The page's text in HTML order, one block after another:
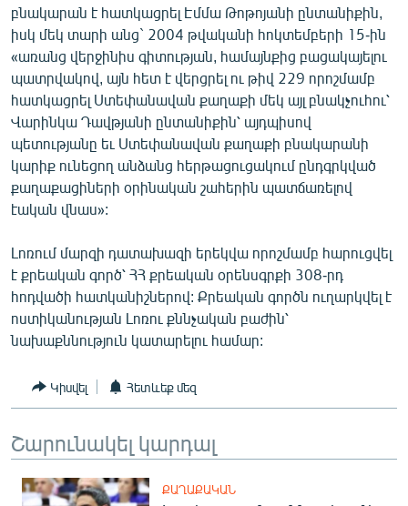
Հայերեն
English
Русский
ՀԵՏԵՎԵՔ ՄԵԶ
«Ազատության» բոլոր կայքերը
բնակարան է հատկացրել Էմմա Թոթոյանի ընտանիքին,
իսկ մեկ տարի անց` 2004 թվականի հոկտեմբերի 15-ին
«առանց վերջինիս գիտության, համայնքից բացակայելու
պատրվակով, այն հետ է վերցրել ու թիվ 229 որոշմամբ
հատկացրել Ստեփանավան քաղաքի մեկ այլ բնակչուհու՝
Վարինկա Դավթյանի ընտանիքին՝ այդպիսով
պետությանը եւ Ստեփանավան քաղաքի բնակարանի
կարիք ունեցող անձանց հերթացուցակում ընդգրկված
քաղաքացիների օրինական շահերին պատճառելով
էական վնաս»:
Լոռում մարզի դատախազի երեկվա որոշմամբ հարուցվել
է քրեական գործ՝ ՀՀ քրեական օրենսգրքի 308-րդ
հոդվածի հատկանիշներով: Քրեական գործն ուղարկվել է
ոստիկանության Լոռու քննչական բաժին՝
նախաքննություն կատարելու համար:
Կիսվել Հետևեք մեզ
Շարունակել կարդալ
ՔԱՂԱՔԱԿԱՆ